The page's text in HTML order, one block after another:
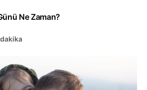
Ne Zaman?